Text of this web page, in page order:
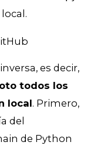
es decir,
todos los
local. Primero,
del
de Python